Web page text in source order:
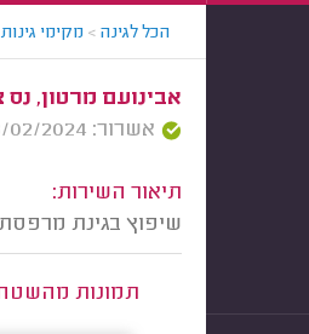
הכל לגינה > מקימי
אבינועם מרטון, נס
אשרור: 28/02/2024
תיאור השירות:
שיפוץ בגינת
תמונות